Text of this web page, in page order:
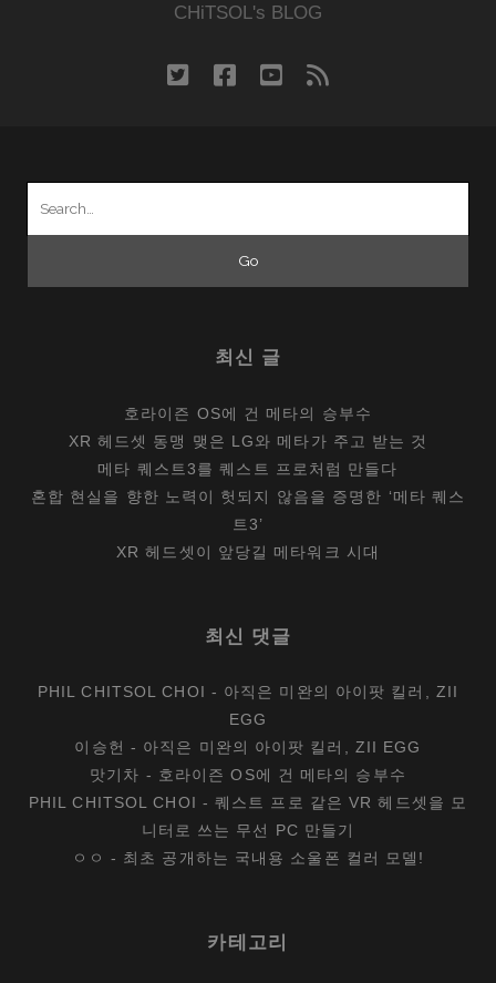
CHiTSOL's BLOG
twitter facebook
youtube
rss
최신 글
호라이즌 OS에 건 메타의 승부수
XR 헤드셋 동맹 맺은 LG와 메타가 주고 받는 것
메타 퀘스트3를 퀘스트 프로처럼 만들다
혼합 현실을 향한 노력이 헛되지 않음을 증명한 ‘메타 퀘스
트3’
XR 헤드셋이 앞당길 메타워크 시대
최신 댓글
PHIL CHITSOL CHOI - 아직은 미완의 아이팟 킬러, ZII
EGG
이승헌 - 아직은 미완의 아이팟 킬러, ZII EGG
맛기차 - 호라이즌 OS에 건 메타의 승부수
PHIL CHITSOL CHOI -퀘스트 프로 같은 VR 헤드셋을 모
니터로 쓰는 무선 PC 만들기
ㅇㅇ - 최초 공개하는 국내용 소울폰 컬러 모델!
카테고리